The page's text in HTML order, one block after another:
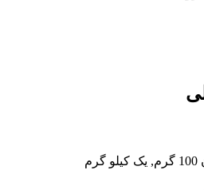
100 گرم, یک کیلو گرم